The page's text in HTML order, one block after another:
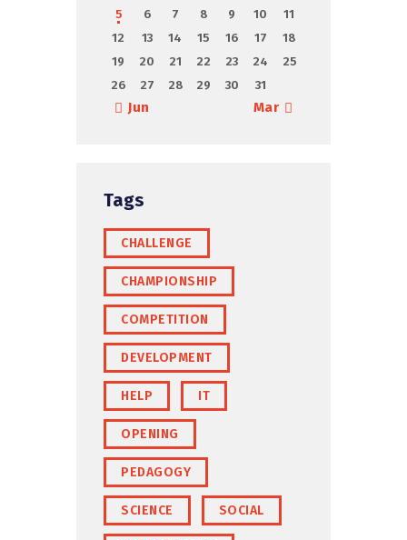
5 6 7 8 9 10
11
12
13 14 15 16 17
18
19
20 21 22 23 24
25
26
27 28 29 30 31
« Jun Mar »
Tags
CHALLENGE
CHAMPIONSHIP
COMPETITION
DEVELOPMENT
HELP IT
OPENING
PEDAGOGY
SCIENCE SOCIAL